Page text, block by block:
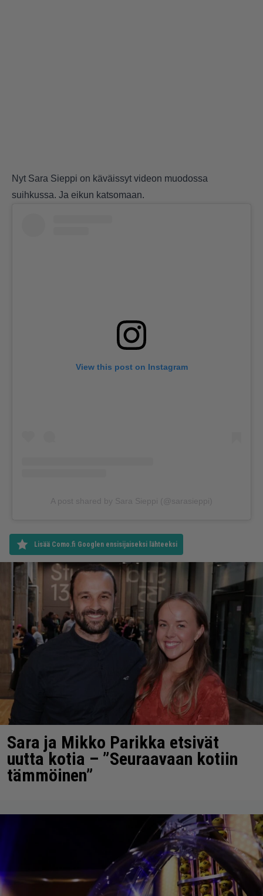
Nyt Sara Sieppi on käväissyt videon muodossa
suihkussa. Ja eikun katsomaan.
View this post on Instagram
A post shared by Sara Sieppi (@sarasieppi)
Lisää Como.fi Googlen ensisijaiseksi lähteeksi
Sara ja Mikko Parikka etsivät
uutta kotia – ”Seuraavaan kotiin
tämmöinen”